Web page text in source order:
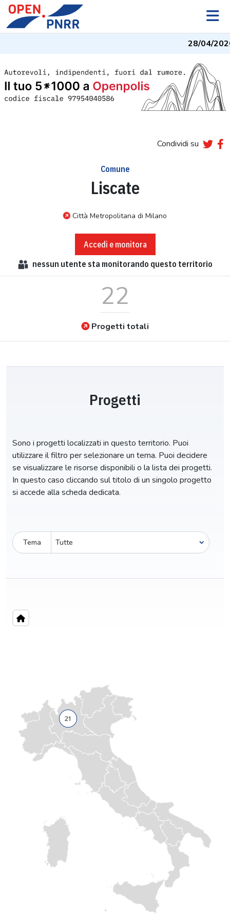
28/04/
Condividi su
Comune
Liscate
Città Metropolitana di Milano
Accedi e monitora
nessun utente sta monitorando questo territorio
22
Progetti totali
Progetti
Sono i progetti localizzati in questo territorio. Puoi
utilizzare il filtro per selezionare un tema. Puoi decidere
se visualizzare le risorse disponibili o la lista dei progetti.
In questo caso cliccando sul titolo di un singolo progetto
si accede alla scheda dedicata.
Tema